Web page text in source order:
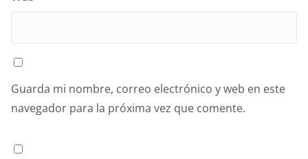
Guarda mi nombre, correo electrónico y web en este
navegador para la próxima vez que comente.